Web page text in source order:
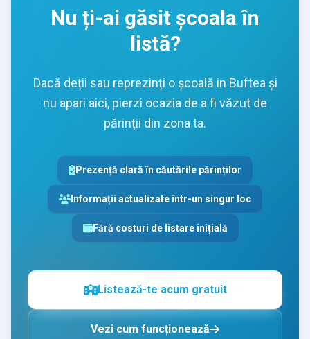
Nu ți-ai găsit școala în
listă?
Dacă deții sau reprezinți o școală in Buftea și
nu apari aici, pierzi ocazia de a fi văzut de
părinții din zona ta.
Prezență clară în căutările părinților
Informații actualizate într-un singur loc
Fără costuri de listare inițială
Listează-te acum gratuit
Vezi cum funcționează